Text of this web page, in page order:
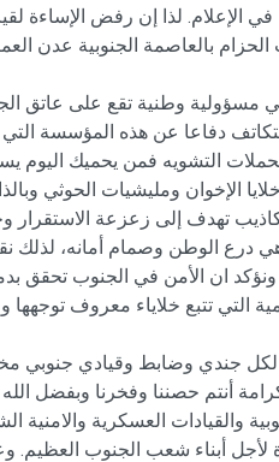
الإعلام. لذا إن رفض الإساءة
بالعاصمة الجنوبية عدن
مسؤولية وطنية تقع على عاتق
دفاعا عن هذه المؤسسة التي
بحملات التشويه فمن يحميك
الإخوان ومليشيات الحوثي
تهدف إلى زعزعة الاستقرار
درع الوطن وصمام أمانه، لذلك
ان الأمن في الجنوب تحقق
التي تتبع خلاياء معروف توجهها
لكل جندي وضابط وقيادي جنوبي
أنتم حصننا وفخرنا وبفضل
والقيادات العسكرية والامنية
أبناء شعب الجنوب العظيم.